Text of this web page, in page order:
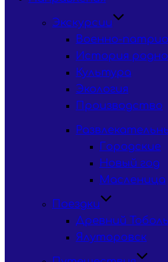
Экскурсии
Военно-
История
Культура
Экология
Производство
Городские
Новый год
Масленица
Поездки
Древний
Ялуторовск